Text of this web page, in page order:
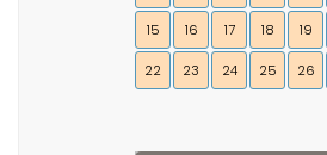
15 16 17 18 19
22 23 24 25 26